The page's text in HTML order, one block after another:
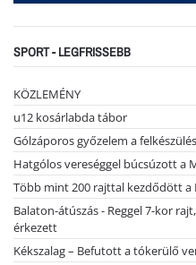
SPORT - LEGFRISSEBB
KÖZLEMÉNY
u12 kosárlabda tábor
Gólzáporos győzelem a
Hatgólos vereséggel búcsúzott a
Több mint 200 rajttal kezdődött a
Balaton-átúszás - Reggel 7-kor
érkezett
Kékszalag – Befutott a tókerülő